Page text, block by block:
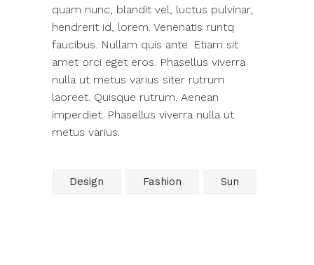
quam nunc, blandit vel, luctus pulvinar,
hendrerit id, lorem. Venenatis runtq
faucibus. Nullam quis ante. Etiam sit
amet orci eget eros. Phasellus viverra
nulla ut metus varius siter rutrum
laoreet. Quisque rutrum. Aenean
imperdiet. Phasellus viverra nulla ut
metus varius.
Design Fashion Sun